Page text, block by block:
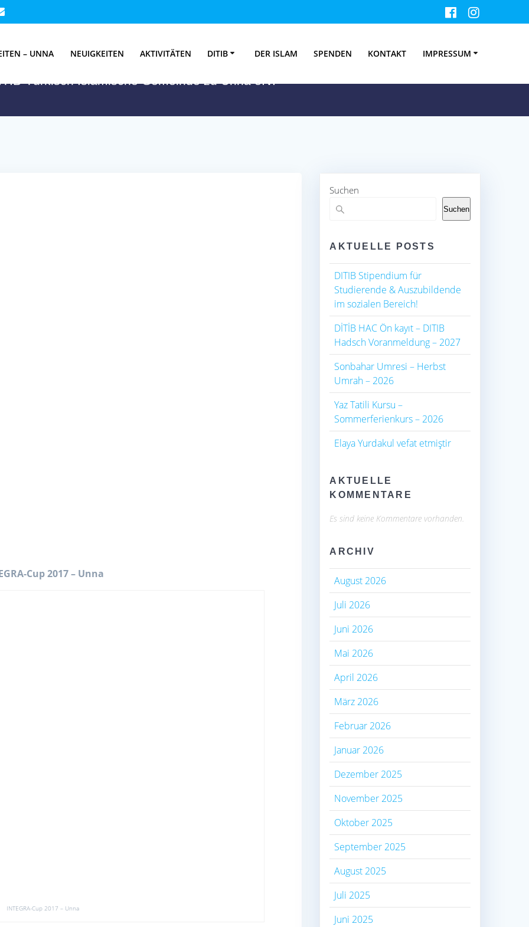
– UNNA NEUIGKEITEN AKTIVITÄTEN DITIB DER ISLAM SPENDEN KONTAKT IMPRESSUM
Cup 2017 – Unna
Türkisch Islamische Gemeinde zu Unna e.V.
Cup 2017 – Unna
INTEGRA-Cup 2017 – Unna
Suchen
Suchen
AKTUELLE POSTS
DITIB Stipendium für
Studierende & Auszubildende
im sozialen Bereich!
DİTİB HAC Ön kayıt – DITIB
Hadsch Voranmeldung – 2027
Sonbahar Umresi – Herbst
Umrah – 2026
Yaz Tatili Kursu –
Sommerferienkurs – 2026
Elaya Yurdakul vefat etmiştir
AKTUELLE
KOMMENTARE
Es sind keine Kommentare vorhanden.
ARCHIV
August 2026
Juli 2026
Juni 2026
Mai 2026
April 2026
März 2026
Februar 2026
Januar 2026
Dezember 2025
November 2025
Oktober 2025
September 2025
August 2025
Juli 2025
Juni 2025